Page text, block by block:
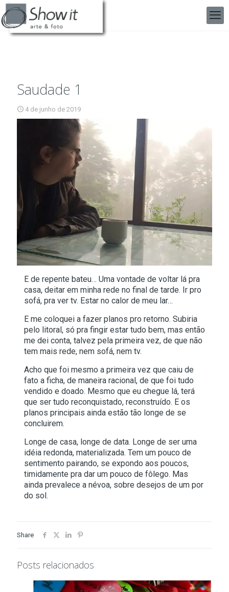
Saudade 1
4 de junho de 2019
E de repente bateu… Uma vontade de voltar lá pra
casa, deitar em minha rede no final de tarde. Ir pro
sofá, pra ver tv. Estar no calor de meu lar…
E me coloquei a fazer planos pro retorno. Subiria
pelo litoral, só pra fingir estar tudo bem, mas então
me dei conta, talvez pela primeira vez, de que não
tem mais rede, nem sofá, nem tv.
Acho que foi mesmo a primeira vez que caiu de
fato a ficha, de maneira racional, de que foi tudo
vendido e doado. Mesmo que eu chegue lá, terá
que ser tudo reconquistado, reconstruído. E os
planos principais ainda estão tão longe de se
concluirem.
Longe de casa, longe de data. Longe de ser uma
idéia redonda, materializada. Tem um pouco de
sentimento pairando, se expondo aos poucos,
timidamente pra dar um pouco de fôlego. Mas
ainda prevalece a névoa, sobre desejos de um por
do sol.
Share
Posts relacionados